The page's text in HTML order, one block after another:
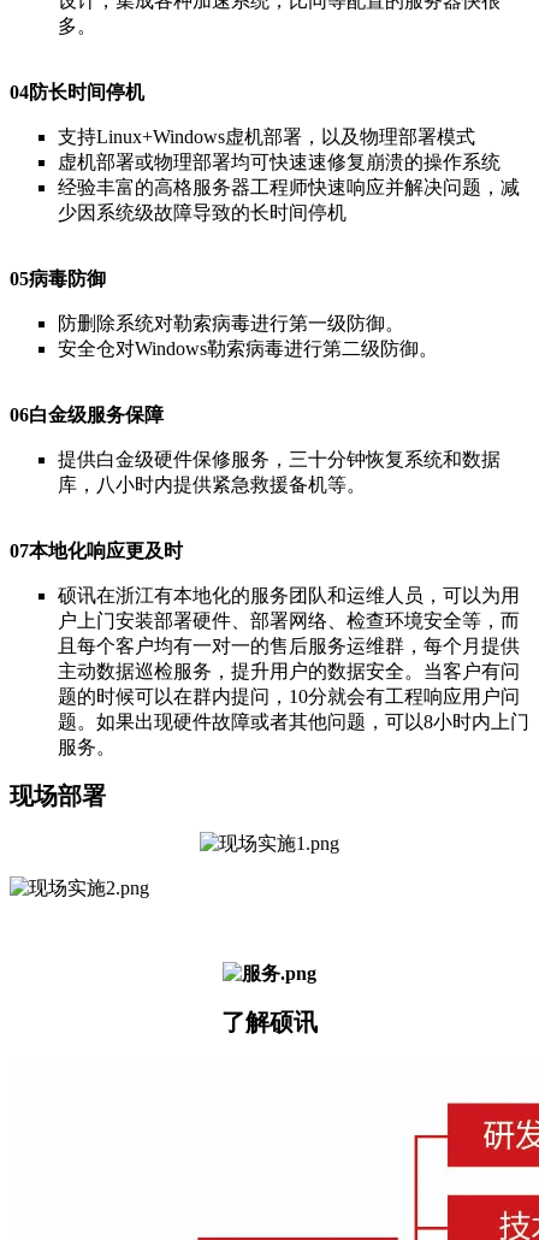
多。
04防长时间停机
支持Linux+Windows虚机部署，以及物理部署模式
虚机部署或物理部署均可快速速修复崩溃的操作系统
经验丰富的高格服务器工程师快速响应并解决问题，减
少因系统级故障导致的长时间停机
05病毒防御
防删除系统对勒索病毒进行第一级防御。
安全仓对Windows勒索病毒进行第二级防御。
06白金级服务保障
提供白金级硬件保修服务，三十分钟恢复系统和数据
库，八小时内提供紧急救援备机等。
07本地化响应更及时
硕讯在浙江有本地化的服务团队和运维人员，可以为用
户上门安装部署硬件、部署网络、检查环境安全等，而
且每个客户均有一对一的售后服务运维群，每个月提供
主动数据巡检服务，提升用户的数据安全。当客户有问
题的时候可以在群内提问，10分就会有工程响应用户问
题。如果出现硬件故障或者其他问题，可以8小时内上门
服务。
现场部署
了解硕讯